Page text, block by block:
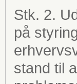
Stk. 2.
på
stand til